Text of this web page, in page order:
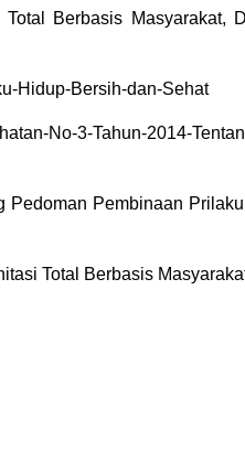
Berbasis Masyarakat,
Hidup-Bersih-dan-Sehat
No-3-Tahun-2014-
Pedoman Pembinaan
Total Berbasis